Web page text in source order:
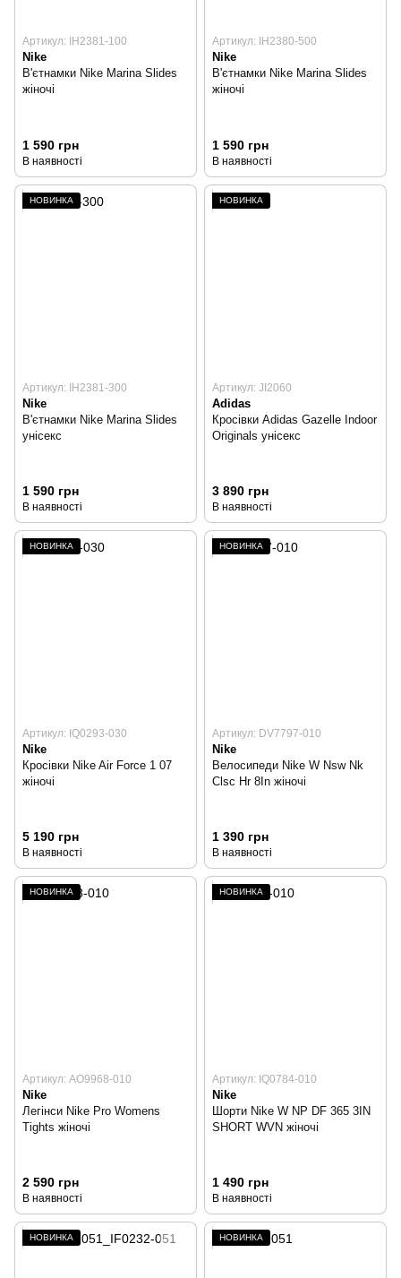
Артикул: IH2381-100
Nike
В'єтнамки Nike Marina Slides
жіночі
1 590 грн
В наявності
Артикул: IH2380-500
Nike
В'єтнамки Nike Marina Slides
жіночі
1 590 грн
В наявності
НОВИНКА
Артикул: IH2381-300
Nike
В'єтнамки Nike Marina Slides
унісекс
1 590 грн
В наявності
НОВИНКА
Артикул: JI2060
Adidas
Кросівки Adidas Gazelle Indoor
Originals унісекс
3 890 грн
В наявності
НОВИНКА
Артикул: IQ0293-030
Nike
Кросівки Nike Air Force 1 07
жіночі
5 190 грн
В наявності
НОВИНКА
Артикул: DV7797-010
Nike
Велосипеди Nike W Nsw Nk
Clsc Hr 8In жіночі
1 390 грн
В наявності
НОВИНКА
Артикул: AO9968-010
Nike
Легінси Nike Pro Womens
Tights жіночі
2 590 грн
В наявності
НОВИНКА
Артикул: IQ0784-010
Nike
Шорти Nike W NP DF 365 3IN
SHORT WVN жіночі
1 490 грн
В наявності
НОВИНКА НОВИНКА